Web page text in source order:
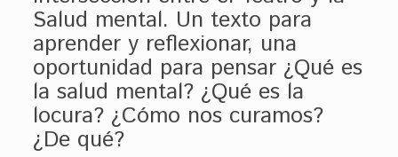
Salud mental. Un texto para
aprender y reflexionar, una
oportunidad para pensar ¿Qué es
la salud mental? ¿Qué es la
locura? ¿Cómo nos curamos?
¿De qué?